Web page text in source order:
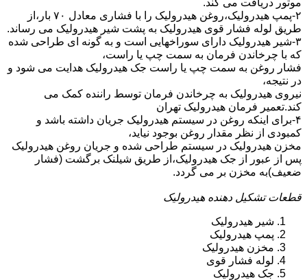
۲-پمپ هیدرولیک،روغن هیدرولیک را با فشاری معادل ۷۰ بار،از
طریق لوله فشار قوی هیدرولیک به پشت شیر هیدرولیک می رساند.
۳-شیر هیدرولیک دارای سوراخهایی است و به گونه ای طراحی شده
که با چرخاندن فرمان به سمت چپ یا راست،
فشار روغن به سمت چپ یا راست جک هیدرولیک هدایت می شود و
در نتیجه،
نیروی هیدرولیک به چرخاندن فرمان توسط راننده کمک می
کند.تعمیر فرمان هیدرولیک تهران
۴-برای اینکه روغن در سیستم هیدرولیک جریان داشته باشد و
کمبودی از نظر مقدار روغن بوجود نیاید،
مخزن هیدرولیک در سیستم طراحی شده و جریان روغن هیدرولیک
پس از عبور از جک هیدرولیک،از طریق شیلنک برگشت (فشار
ضعیف)به مخزن بر می گردد.
قطعات تشکیل دهنده هیدرولیک
شیر هیدرولیک
پمپ هیدرولیک
مخزن هیدرولیک
لوله فشار قوی
جک هیدرولیک